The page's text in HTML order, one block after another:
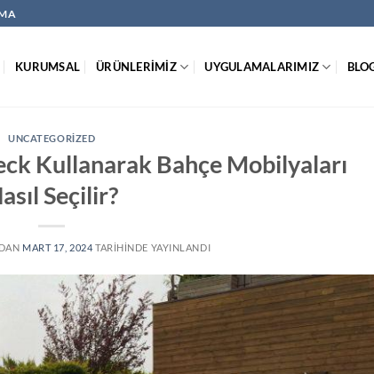
KURUMSAL ÜRÜNLERİMİZ UYGULAMALARIMIZ
UNCATEGORIZED
Kullanarak Bahçe Mobilyaları
Seçilir?
MART 17, 2024TARIHINDE YAYINLANDI